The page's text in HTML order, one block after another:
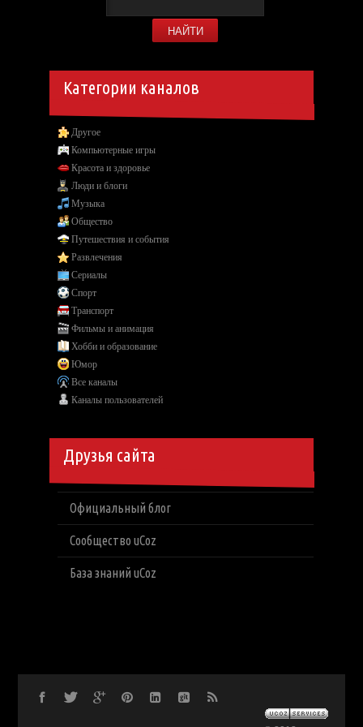
Категории каналов
Другое
Компьютерные игры
Красота и здоровье
Люди и блоги
Музыка
Общество
Путешествия и события
Развлечения
Сериалы
Спорт
Транспорт
Фильмы и анимация
Хобби и образование
Юмор
Все каналы
Каналы пользователей
Друзья сайта
Официальный блог
Сообщество uCoz
База знаний uCoz